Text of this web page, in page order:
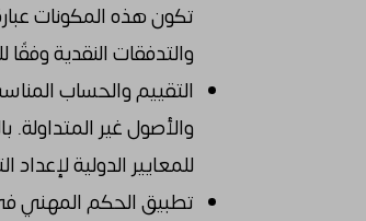
تكون هذه المكونات
والتدفقات النقدية وفقًا
التقييم والحساب
والأصول غير المتداولة.
للمعايير الدولية لإعداد